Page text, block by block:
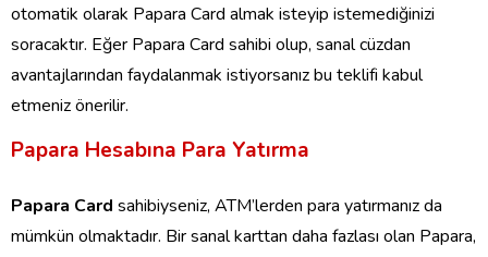
otomatik olarak Papara Card almak isteyip istemediğinizi
soracaktır. Eğer Papara Card sahibi olup, sanal cüzdan
avantajlarından faydalanmak istiyorsanız bu teklifi kabul
etmeniz önerilir.
Papara Hesabına Para Yatırma
Papara Card sahibiyseniz, ATM’lerden para yatırmanız da
mümkün olmaktadır. Bir sanal karttan daha fazlası olan Papara,